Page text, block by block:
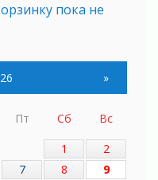
пока не
40% за год
дня рождения
и взрослых
»
Пт Сб
Вс
1
2
7 8
9